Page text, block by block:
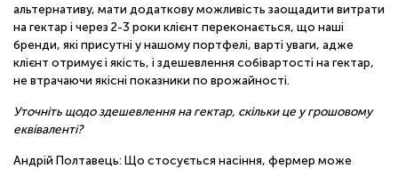
альтернативу, мати додаткову можливість заощадити витрати
на гектар і через 2-3 роки клієнт переконається, що наші
бренди, які присутні у нашому портфелі, варті уваги, адже
клієнт отримує і якість, і здешевлення собівартості на гектар,
не втрачаючи якісні показники по врожайності.
Уточніть щодо здешевлення на гектар, скільки це у грошовому
еквіваленті?
Андрій Полтавець: Що стосується насіння, фермер може